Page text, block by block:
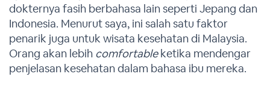
dokternya fasih berbahasa lain seperti Jepang dan
Indonesia. Menurut saya, ini salah satu faktor
penarik juga untuk wisata kesehatan di Malaysia.
Orang akan lebih comfortableketika mendengar
penjelasan kesehatan dalam bahasa ibu mereka.